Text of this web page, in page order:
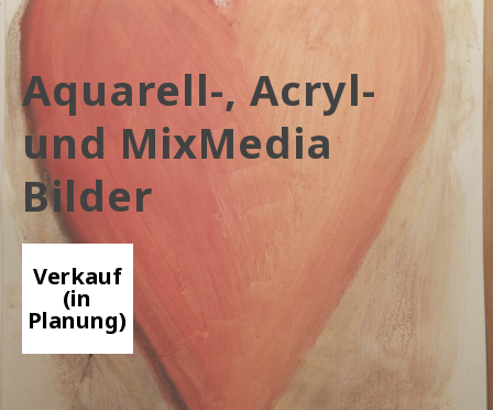
Aquarell-, Acryl-
und MixMedia
Bilder
Verkauf
(in
Planung)